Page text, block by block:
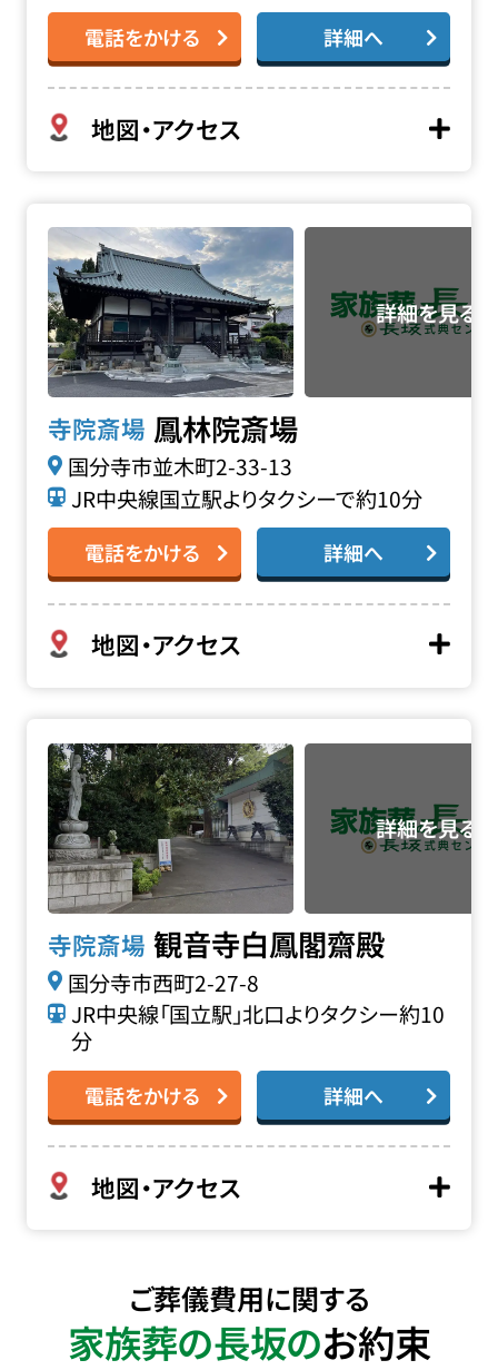
電話をかける 詳細へ
地図・アクセス
寺院斎場 鳳林院斎場
国分寺市並木町2-33-13
JR中央線国立駅よりタクシーで約10分
電話をかける 詳細へ
地図・アクセス
鳳林院斎場の詳細へ
寺院斎場 観音寺白鳳閣齋殿
国分寺市西町2-27-8
JR中央線「国立駅」北口よりタクシー約10
分
電話をかける 詳細へ
地図・アクセス
ご葬儀費用に関する
家族葬の長坂のお約束